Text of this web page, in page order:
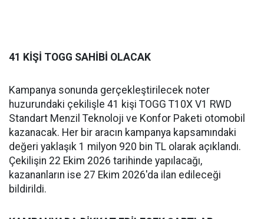
41 KİŞİ TOGG SAHİBİ OLACAK
Kampanya sonunda gerçekleştirilecek noter
huzurundaki çekilişle 41 kişi TOGG T10X V1 RWD
Standart Menzil Teknoloji ve Konfor Paketi otomobil
kazanacak. Her bir aracın kampanya kapsamındaki
değeri yaklaşık 1 milyon 920 bin TL olarak açıklandı.
Çekilişin 22 Ekim 2026 tarihinde yapılacağı,
kazananların ise 27 Ekim 2026'da ilan edileceği
bildirildi.